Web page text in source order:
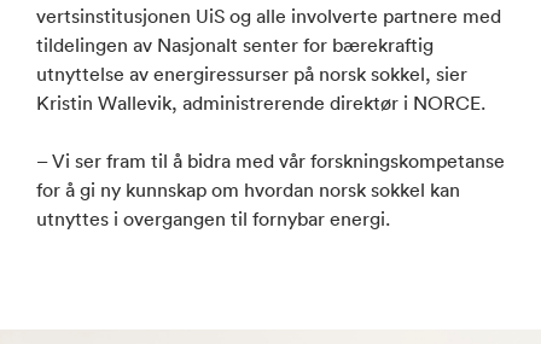
vertsinstitusjonen UiS og alle involverte partnere med
tildelingen av Nasjonalt senter for bærekraftig
utnyttelse av energiressurser på norsk sokkel, sier
Kristin Wallevik, administrerende direktør i NORCE.
– Vi ser fram til å bidra med vår forskningskompetanse
for å gi ny kunnskap om hvordan norsk sokkel kan
utnyttes i overgangen til fornybar energi.